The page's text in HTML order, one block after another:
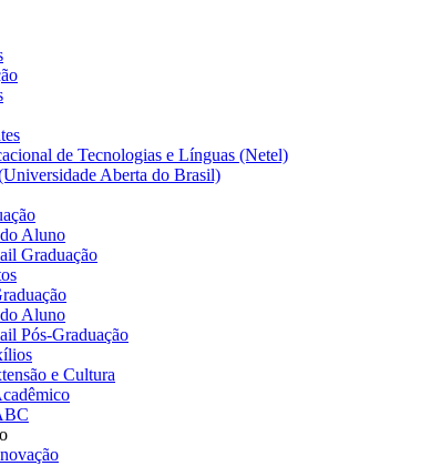
de Tecnologias e Línguas (Netel)
Aberta do Brasil)
Aluno
Graduação
Aluno
Pós-Graduação
e Cultura